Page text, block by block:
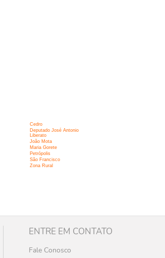
Cedro
Deputado José Antonio
Liberato
João Mota
Maria Gorete
Petrópolis
São Francisco
Zona Rural
ENTRE EM CONTATO
Fale Conosco